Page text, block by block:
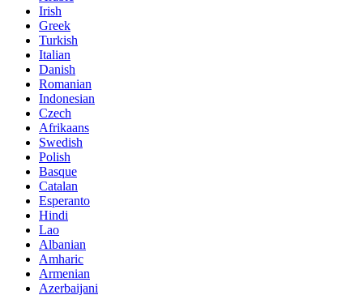
Irish
Greek
Turkish
Italian
Danish
Romanian
Indonesian
Czech
Afrikaans
Swedish
Polish
Basque
Catalan
Esperanto
Hindi
Lao
Albanian
Amharic
Armenian
Azerbaijani